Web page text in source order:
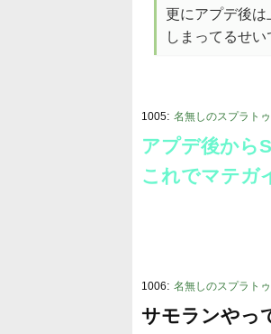
更にアプデ後は
しまってるせ
1005: 名無しのスプラト
アプデ後から
これでマテガ
1006: 名無しのスプラト
サモランやっ